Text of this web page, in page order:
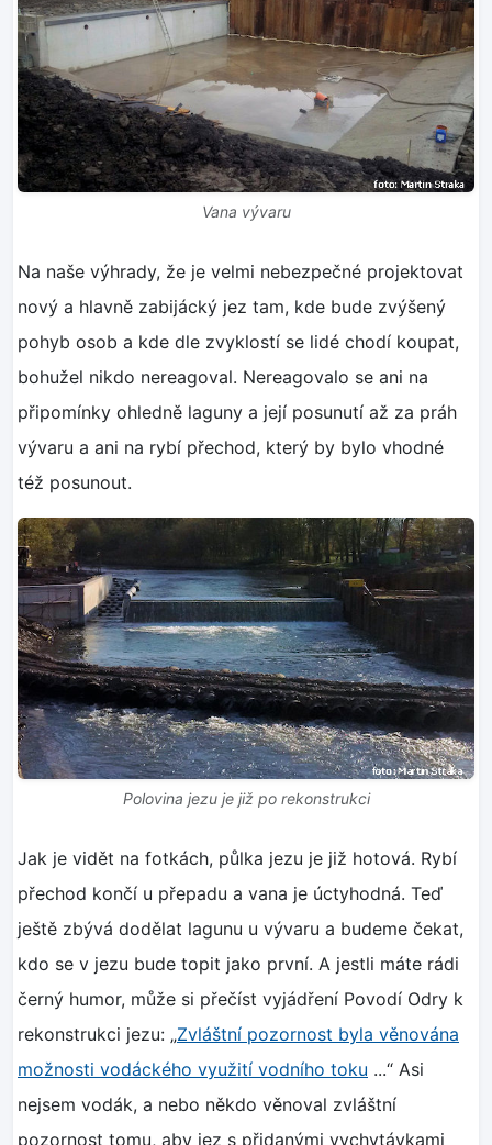
Vana vývaru
Na naše výhrady, že je velmi nebezpečné projektovat
nový a hlavně zabijácký jez tam, kde bude zvýšený
pohyb osob a kde dle zvyklostí se lidé chodí koupat,
bohužel nikdo nereagoval. Nereagovalo se ani na
připomínky ohledně laguny a její posunutí až za práh
vývaru a ani na rybí přechod, který by bylo vhodné
též posunout.
Polovina jezu je již po rekonstrukci
Jak je vidět na fotkách, půlka jezu je již hotová. Rybí
přechod končí u přepadu a vana je úctyhodná. Teď
ještě zbývá dodělat lagunu u vývaru a budeme čekat,
kdo se v jezu bude topit jako první. A jestli máte rádi
černý humor, může si přečíst vyjádření Povodí Odry k
rekonstrukci jezu: „Zvláštní pozornost byla věnována
možnosti vodáckého využití vodního toku ...“ Asi
nejsem vodák, a nebo někdo věnoval zvláštní
pozornost tomu, aby jez s přidanými vychytávkami